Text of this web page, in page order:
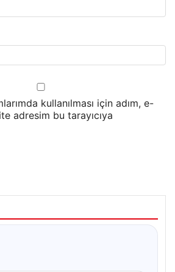
kullanılması için adım, e-
adresim bu tarayıcıya